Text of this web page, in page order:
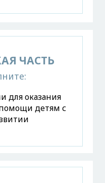
ЧАСТЬ
для оказания
детям с